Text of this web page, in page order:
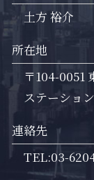
土方 裕介
所在地
〒104-0051
ステーショ
連絡先
TEL:03-